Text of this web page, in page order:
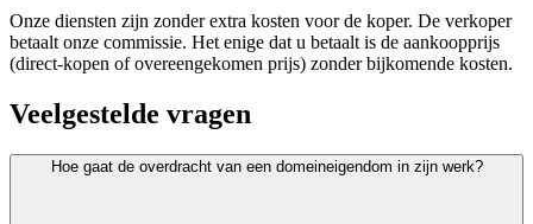
Onze diensten zijn zonder extra kosten voor de koper. De verkoper
betaalt onze commissie. Het enige dat u betaalt is de aankoopprijs
(direct-kopen of overeengekomen prijs) zonder bijkomende kosten.
Veelgestelde vragen
Hoe gaat de overdracht van een domeineigendom in zijn werk?